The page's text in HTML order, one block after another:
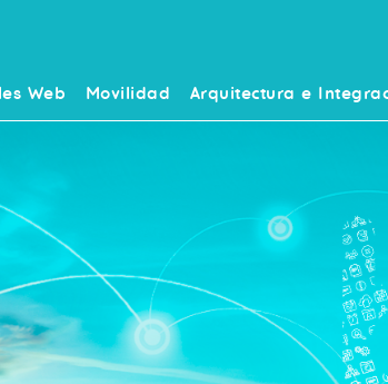
Web Movilidad Arquitectura e